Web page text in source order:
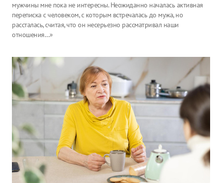
мужчины мне пока не интересны. Неожиданно началась активная
переписка с человеком, с которым встречалась до мужа, но
рассталась, считая, что он несерьезно рассматривал наши
отношения…»